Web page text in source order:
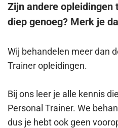
Zijn andere opleidingen
diep genoeg? Merk je
Wij behandelen meer dan
Trainer opleidingen.
Bij ons leer je alle kennis
Personal Trainer. We
dus je hebt ook geen